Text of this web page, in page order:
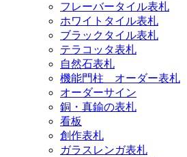
フレーバータイル表札
ホワイトタイル表札
ブラックタイル表札
テラコッタ表札
自然石表札
機能門柱 オーダー表札
オーダーサイン
銅・真鍮の表札
看板
創作表札
ガラスレンガ表札